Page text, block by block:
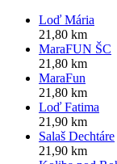
Loď Mária
21,80 km
MaraFUN ŠC
21,80 km
MaraFun
21,80 km
Loď Fatima
21,90 km
Salaš Dechtáre
21,90 km